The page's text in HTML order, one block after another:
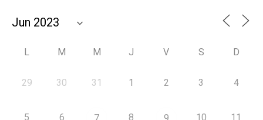
L M M J V S D
29 30 31 1 2 3 4
5 6 8 10 11